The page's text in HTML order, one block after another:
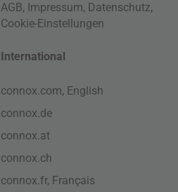
AGB, Impressum, Datenschutz,
Cookie-Einstellungen
International
connox.com, English
connox.de
connox.at
connox.ch
connox.fr, Français